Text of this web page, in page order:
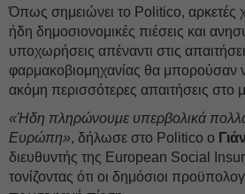
Όπως σημειώνει το Politico, αρκετές
ήδη δημοσιονομικές πιέσεις και
υποχωρήσεις απέναντι στις
φαρμακοβιομηχανίας θα μπορούσαν
ακόμη περισσότερες απαιτήσεις στο
«Ήδη πληρώνουμε υπερβολικά
Ευρώπη», δήλωσε στο Politico ο
διευθυντής της European Social
τονίζοντας ότι οι δημόσιοι